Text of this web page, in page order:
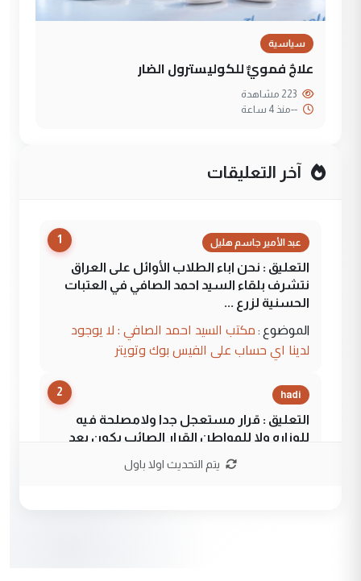
سياسية
علاجٌ فمويٌّ للكوليسترول الضار
--منذ 4 ساعة
آخر التعليقات
1 عبد الأمير جاسم هليل
التعليق : نحن اباء الطلاب الأوائل على العراق
نتشرف بلقاء السيد احمد الصافي في العتبات
الحسنية لزرع ...
الموضوع : مكتب السيد احمد الصافي : لا يوجود
لدينا اي حساب على الفيس بوك وتويتر
2 hadi
التعليق : قرار مستعجل جدا ولامصلحة فيه
للوزاره ولا للمواطن القرار الصائب يكون بعد
يتم التحديث اولا باول